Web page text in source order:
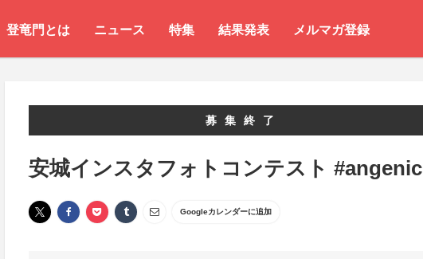
登竜門とは ニュース 特集 結果発表 メルマガ登録
募集終了
安城インスタフォトコンテスト #angenic
Googleカレンダーに追加